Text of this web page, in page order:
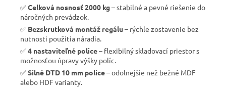
✅Celková nosnosť 2000 kg– stabilné a pevné riešenie do
náročných prevádzok.
✅ Bezskrutková montáž regálu– rýchle zostavenie bez
nutnosti použitia náradia.
✅4 nastaviteľné police– flexibilný skladovací priestor s
možnosťou úpravy výšky políc.
✅Silné DTD 10 mm police– odolnejšie než bežné MDF
alebo HDF varianty.